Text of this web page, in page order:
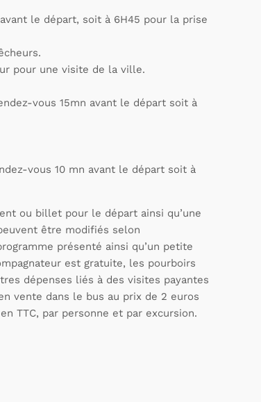
le départ, soit à 6H45 pour la prise
pour une visite de la ville.
vous 15mn avant le départ soit à
vous 10 mn avant le départ soit à
ou billet pour le départ ainsi qu’une
être modifiés selon
présenté ainsi qu’un petite
est gratuite, les pourboirs
dépenses liés à des visites payantes
vente dans le bus au prix de 2 euros
TTC, par personne et par excursion.